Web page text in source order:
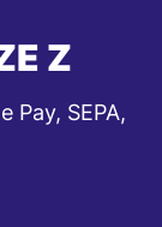
Z
Pay, SEPA,